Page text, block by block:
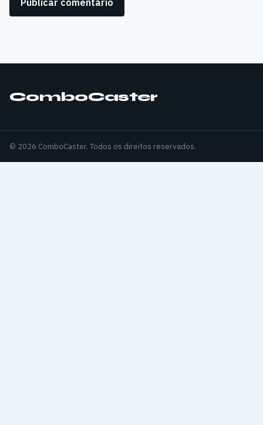
ComboCaster
© 2026 ComboCaster. Todos os direitos reservados.